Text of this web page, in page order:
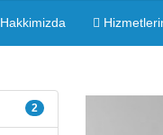
Hakkimizda
2